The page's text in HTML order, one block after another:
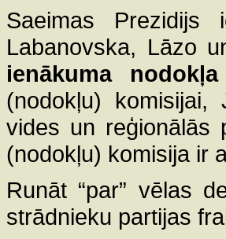
Saeimas Prezidijs
Labanovska, Lāzo
ienākuma
(nodokļu) komisijai,
vides un reģionālās
(nodokļu) komisija ir
Runāt “par” vēlas
strādnieku partijas